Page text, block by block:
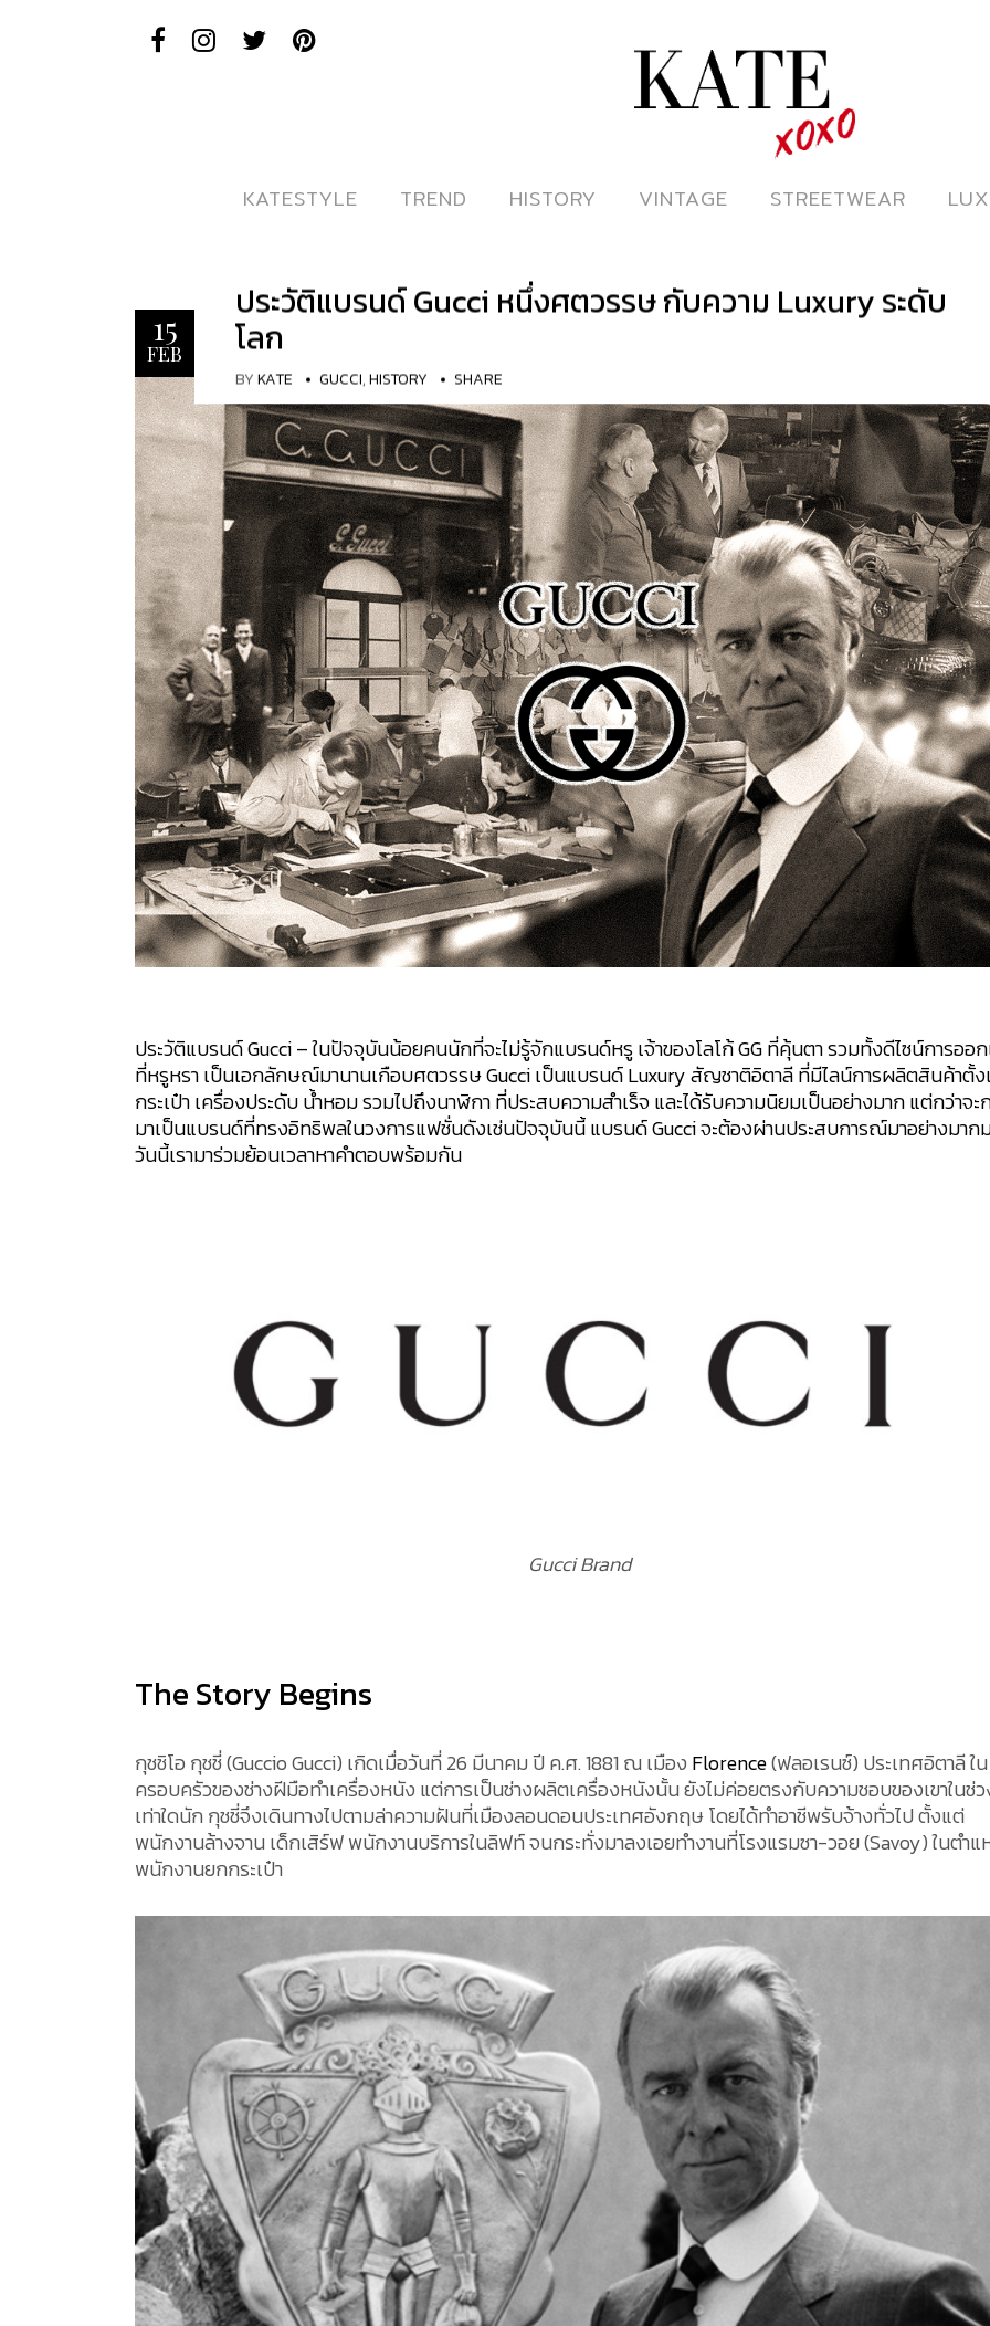
ดูหนังออนไลน์
KATESTYLE
KATESTYLE TREND
TREND HISTORY
HISTORY VINTAGE
VINTAGE STREETWEAR
STREETWEAR
15
FEB
ประวัติแบรนด์ Gucci หนึ่งศตวรรษ กับความ Luxury ระดับ
โลก
BYKATE GUCCI,HISTORY SHARE
ประวัติแบรนด์ Gucci – ในปัจจุบันน้อยคนนักที่จะไม่รู้จักแบรนด์หรู เจ้าของโลโก้ GG ที่คุ้นตา รวมทั้งดีไซน์การออ
ที่หรูหรา เป็นเอกลักษณ์มานานเกือบศตวรรษ Gucci เป็นแบรนด์ Luxury สัญชาติอิตาลี ที่มีไลน์การผลิตสินค้าตั้
กระเป๋า เครื่องประดับ น้ำหอม รวมไปถึงนาฬิกา ที่ประสบความสำเร็จ และได้รับความนิยมเป็นอย่างมาก แต่กว่าจะ
มาเป็นแบรนด์ที่ทรงอิทธิพลในวงการแฟชั่นดังเช่นปัจจุบันนี้ แบรนด์ Gucci จะต้องผ่านประสบการณ์มาอย่างมาก
วันนี้เรามาร่วมย้อนเวลาหาคำตอบพร้อมกัน
Gucci Brand
The Story Begins
กุชชิโอ กุชชี่ (Guccio Gucci) เกิดเมื่อวันที่ 26 มีนาคม ปี ค.ศ. 1881 ณ เมือง Florence(ฟลอเรนซ์) ประเทศอิตาลี ใน
ครอบครัวของช่างฝีมือทำเครื่องหนัง แต่การเป็นช่างผลิตเครื่องหนังนั้น ยังไม่ค่อยตรงกับความชอบของเขาในช่
เท่าใดนัก กุชชี่จึงเดินทางไปตามล่าความฝันที่เมืองลอนดอนประเทศอังกฤษ โดยได้ทำอาชีพรับจ้างทั่วไป ตั้งแต่
พนักงานล้างจาน เด็กเสิร์ฟ พนักงานบริการในลิฟท์ จนกระทั่งมาลงเอยทำงานที่โรงแรมซา-วอย (Savoy) ในตำแ
พนักงานยกกระเป๋า